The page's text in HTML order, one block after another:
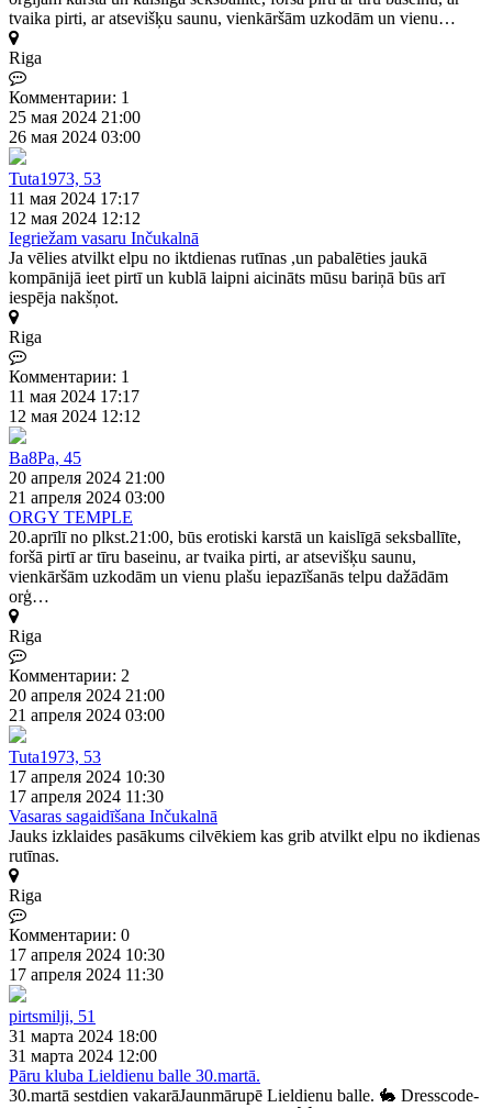
tvaika pirti, ar atsevišķu saunu, vienkāršām uzkodām un vienu…
Riga
Комментарии: 1
25 мая 2024 21:00
26 мая 2024 03:00
Tuta1973, 53
11 мая 2024 17:17
12 мая 2024 12:12
Iegriežam vasaru Inčukalnā
Ja vēlies atvilkt elpu no iktdienas rutīnas ,un pabalēties jaukā
kompānijā ieet pirtī un kublā laipni aicināts mūsu bariņā būs arī
iespēja nakšņot.
Riga
Комментарии: 1
11 мая 2024 17:17
12 мая 2024 12:12
Ba8Pa, 45
20 апреля 2024 21:00
21 апреля 2024 03:00
ORGY TEMPLE
20.aprīlī no plkst.21:00, būs erotiski karstā un kaislīgā seksballīte,
foršā pirtī ar tīru baseinu, ar tvaika pirti, ar atsevišķu saunu,
vienkāršām uzkodām un vienu plašu iepazīšanās telpu dažādām
orģ…
Riga
Комментарии: 2
20 апреля 2024 21:00
21 апреля 2024 03:00
Tuta1973, 53
17 апреля 2024 10:30
17 апреля 2024 11:30
Vasaras sagaidīšana Inčukalnā
Jauks izklaides pasākums cilvēkiem kas grib atvilkt elpu no ikdienas
rutīnas.
Riga
Комментарии: 0
17 апреля 2024 10:30
17 апреля 2024 11:30
pirtsmilji, 51
31 марта 2024 18:00
31 марта 2024 12:00
Pāru kluba Lieldienu balle 30.martā.
30.martā sestdien vakarāJaunmārupē Lieldienu balle. 🐇 Dresscode-